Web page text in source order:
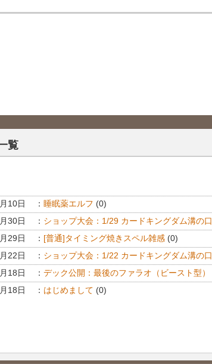
覧
10日 ： 睡眠薬エルフ (0)
30日
： ショップ大会：1/29 カードキングダム溝の口
29日
： [普通]タイミング焼きスペル雑感 (0)
22日
： ショップ大会：1/22 カードキングダム溝の口
18日
： デック公開：最後のファラオ（ビースト型）
18日
： はじめまして (0)